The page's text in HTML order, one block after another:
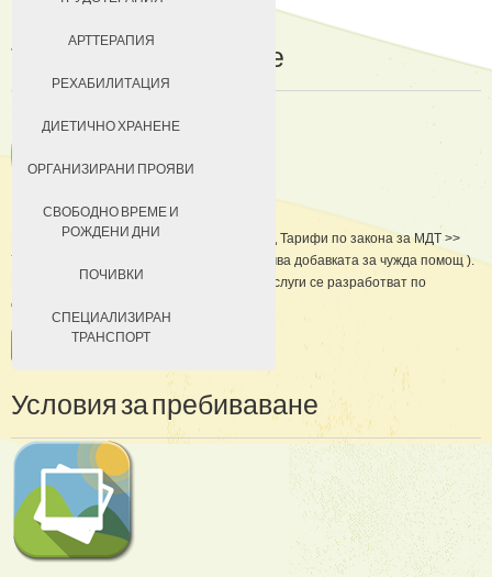
ДОБРОВОЛЦИ
ЗА КЮСТЕНДИЛ
НАСТАНЯВАНЕ
УСЛОВИЯ ЗА ПРЕБИВАВАНЕ
ТАКСИ ЗА ПРЕБИВАВАНЕ
АРТТЕРАПИЯ
РЕХАБИЛИТАЦИЯ
ДИЕТИЧНО ХРАНЕНЕ
ОРГАНИЗИРАНИ ПРОЯВИ
СВОБОДНО ВРЕМЕ И
РОЖДЕНИ ДНИ
ПОЧИВКИ
СПЕЦИАЛИЗИРАН
ТРАНСПОРТ
Такси пребиваване
Цените за домуване се определят според Тарифи по закона за МДТ >>
70% от дохода на лицето ( тук не се включва добавката за чужда помощ ).
Цените на допълнително предлаганите услуги се разработват по
специална схема,
ПРОЧЕТИ ОЩЕ …
Условиязапребиваване